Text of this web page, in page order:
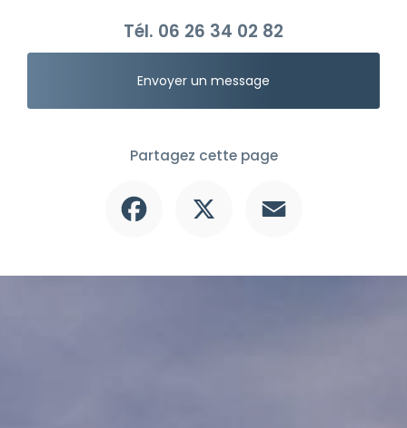
Tél. 06 26 34 02 82
Envoyer un message
Partagez cette page